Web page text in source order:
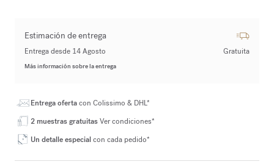
Estimación de entrega
Entrega desde 14 Agosto Gratuita
Más información sobre la entrega
Entrega ofertacon Colissimo & DHL*
2 muestras gratuitasVer condiciones*
Un detalle especialcon cada pedido*